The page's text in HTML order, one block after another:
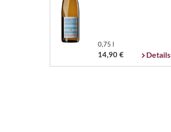
0,75 l
14,90 € Details